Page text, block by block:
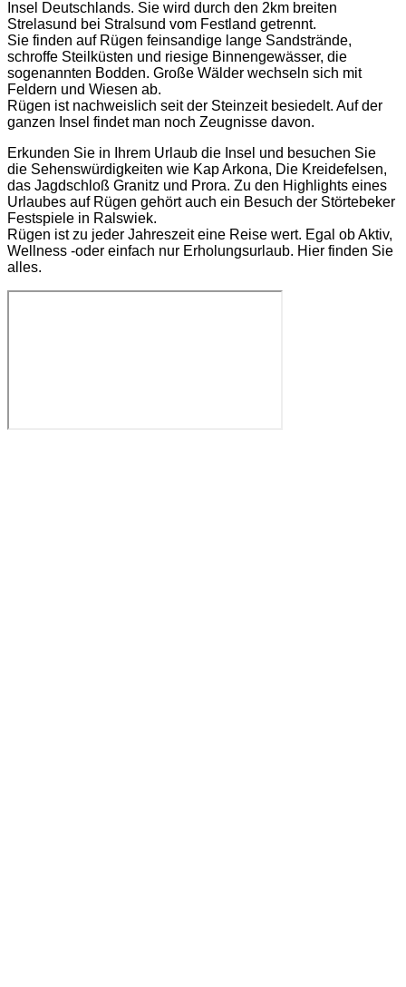
Insel Deutschlands. Sie wird durch den 2km breiten
Strelasund bei Stralsund vom Festland getrennt.
Sie finden auf Rügen feinsandige lange Sandstrände,
schroffe Steilküsten und riesige Binnengewässer, die
sogenannten Bodden. Große Wälder wechseln sich mit
Feldern und Wiesen ab.
Rügen ist nachweislich seit der Steinzeit besiedelt. Auf der
ganzen Insel findet man noch Zeugnisse davon.
Erkunden Sie in Ihrem Urlaub die Insel und besuchen Sie
die Sehenswürdigkeiten wie Kap Arkona, Die Kreidefelsen,
das Jagdschloß Granitz und Prora. Zu den Highlights eines
Urlaubes auf Rügen gehört auch ein Besuch der Störtebeker
Festspiele in Ralswiek.
Rügen ist zu jeder Jahreszeit eine Reise wert. Egal ob Aktiv,
Wellness -oder einfach nur Erholungsurlaub. Hier finden Sie
alles.